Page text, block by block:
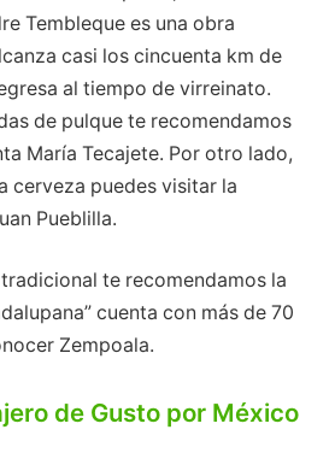
Tembleque es una obra
casi los cincuenta km de
al tiempo de virreinato.
de pulque te recomendamos
María Tecajete. Por otro lado,
cerveza puedes visitar la
Pueblilla.
te recomendamos la
cuenta con más de 70
Zempoala.
de Gusto por México